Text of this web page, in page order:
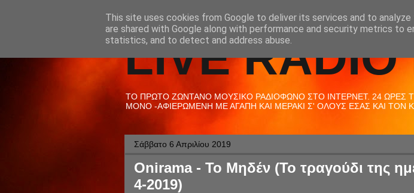
LIVE RADIO
ΤΟ ΠΡΩΤΟ ΖΩΝΤΑΝΟ ΜΟΥΣΙΚΟ ΡΑΔΙΟΦΩΝΟ ΣΤΟ ΙΝΤΕΡΝΕΤ. 24 ΩΡΕΣ
ΜΟΝΟ -ΑΦΙΕΡΩΜΕΝΗ ΜΕ ΑΓΑΠΗ ΚΑΙ ΜΕΡΑΚΙ Σ' ΟΛΟΥΣ ΕΣΑΣ ΚΑΙ ΤΟΝ
Σάββατο 6 Απριλίου 2019
Onirama - Το Μηδέν (Το τραγούδι της
4-2019)
This site uses cookies from Google to deliver its services and to
are shared with Google along with performance and security metrics to
statistics, and to detect and address abuse.